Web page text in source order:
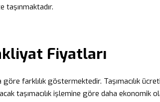
taşınmaktadır.
Fiyatları
göre farklılık göstermektedir. Taşımacılık
taşımacılık işlemine göre daha ekonomik